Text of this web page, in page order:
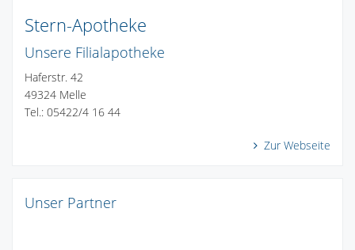
Stern-Apotheke
Unsere Filialapotheke
Haferstr. 42
49324 Melle
Tel.: 05422/4 16 44
Zur Webseite
Unser Partner